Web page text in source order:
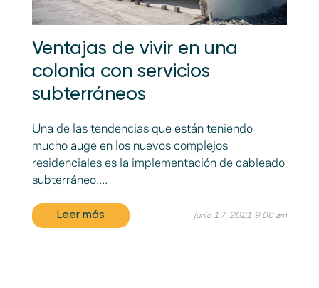
Ventajas de vivir en una
colonia con servicios
subterráneos
Una de las tendencias que están teniendo
mucho auge en los nuevos complejos
residenciales es la implementación de cableado
subterráneo....
Leer más junio 17, 2021 9:00 am